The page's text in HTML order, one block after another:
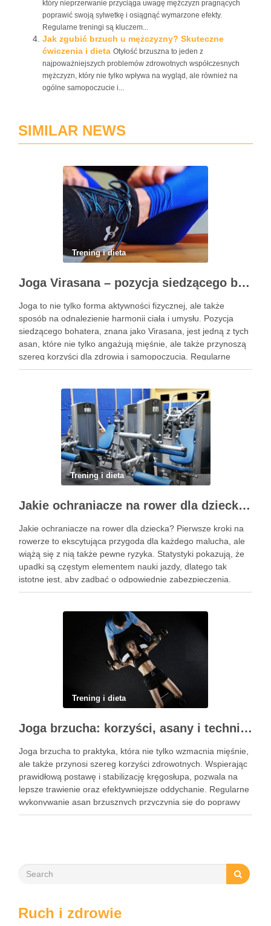
który nieprzerwanie przyciąga uwagę mężczyzn pragnących
poprawić swoją sylwetkę i osiągnąć wymarzone efekty.
Regularne treningi są kluczem...
Jak zgubić brzuch u mężczyzny? Skuteczne
ćwiczenia i dieta Otyłość brzuszna to jeden z
najpoważniejszych problemów zdrowotnych współczesnych
mężczyzn, który nie tylko wpływa na wygląd, ale również na
ogólne samopoczucie i...
SIMILAR NEWS
Trening i dieta
Joga Virasana – pozycja siedzącego bohatera i jej korzyści
Joga to nie tylko forma aktywności fizycznej, ale także
sposób na odnalezienie harmonii ciała i umysłu. Pozycja
siedzącego bohatera, znana jako Virasana, jest jedną z tych
asan, które nie tylko angażują mięśnie, ale także przynoszą
szereg korzyści dla zdrowia i samopoczucia. Regularne
praktykowanie tej pozycji może poprawić elastyczność
Trening i dieta
Jakie ochraniacze na rower dla dziecka wybrać? Praktyczny poradnik
Jakie ochraniacze na rower dla dziecka? Pierwsze kroki na
rowerze to ekscytująca przygoda dla każdego malucha, ale
wiążą się z nią także pewne ryzyka. Statystyki pokazują, że
upadki są częstym elementem nauki jazdy, dlatego tak
istotne jest, aby zadbać o odpowiednie zabezpieczenia.
Ochraniacze na rower dla dzieci stanowią kluczowy element
Trening i dieta
Joga brzucha: korzyści, asany i techniki oddechowe
Joga brzucha to praktyka, która nie tylko wzmacnia mięśnie,
ale także przynosi szereg korzyści zdrowotnych. Wspierając
prawidłową postawę i stabilizację kręgosłupa, pozwala na
lepsze trawienie oraz efektywniejsze oddychanie. Regularne
wykonywanie asan brzusznych przyczynia się do poprawy
elastyczności i równowagi, a także staje się kluczem do
Ruch i zdrowie